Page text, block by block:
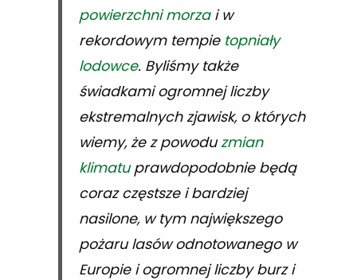
powierzchni morzai w
rekordowym tempie topniały
lodowce. Byliśmy także
świadkami ogromnej liczby
ekstremalnych zjawisk, o których
wiemy, że z powoduzmian
klimatuprawdopodobnie będą
coraz częstsze i bardziej
nasilone, w tym największego
pożaru lasów odnotowanego w
Europie i ogromnej liczby burz i